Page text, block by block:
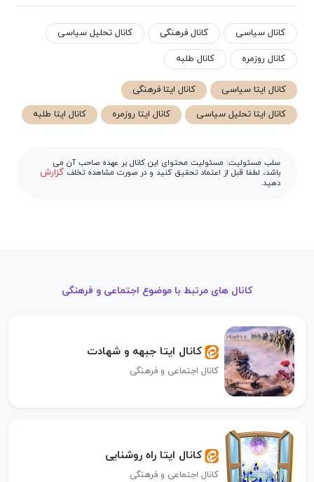
کانال سیاسی کانال فرهنگی کانال تحلیل سیاسی
کانال روزمره کانال طلبه
کانال ایتا سیاسی
کانال ایتا فرهنگی
کانال ایتا تحلیل سیاسی
کانال ایتا روزمره کانال ایتا طلبه
سلب مسئولیت: مسئولیت محتوای این کانال بر عهده صاحب آن می
باشد، لطفا قبل از اعتماد تحقیق کنید و در صورت مشاهده تخلف گزارش
دهید.
کانال های مرتبط با موضوع اجتماعی و فرهنگی
کانال ایتا جبهه و شهادت
کانال اجتماعی و فرهنگی
کانال ایتا راه روشنایی
کانال اجتماعی و فرهنگی